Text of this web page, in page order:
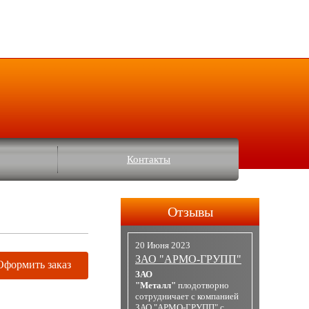
Контакты
заказ
Отзывы
20 Июня 2023
ЗАО "АРМО-ГРУПП"
ЗАО
"Металл" плодотворно
сотрудничает с компанией